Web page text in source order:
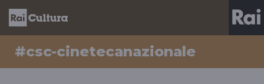
#csc-cinetecanazionale